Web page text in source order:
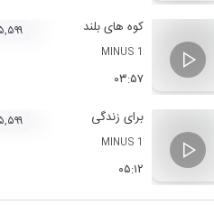
کوه های بلند
MINUS 1
۰۳:۵۷
۵,۵۹۹
برای زندگی
MINUS 1
۰۵:۱۲
۵,۵۹۹